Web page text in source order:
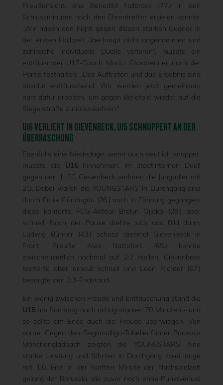
Preußensicht, ehe Benedikt Fallbrock (77.) in den
Schlussminuten noch den Ehrentreffer erzielen konnte.
„Wir haben den Fight gegen diesen starken Gegner in
der ersten Halbzeit überhaupt nicht angenommen und
zahlreiche individuelle Duelle verloren“, musste ein
enttäuschter U17-Coach Moritz Glasbrenner nach der
Partie festhalten: „Das Auftreten und das Ergebnis sind
absolut enttäuschend. Wir werden jetzt gemeinsam
hart dafür arbeiten, um gegen Bielefeld wieder auf die
Siegerstraße zurückzukehren.“
U16 VERLIERT IN GIEVENBECK, U15 SCHNUPPERT AN DER
ÜBERRASCHUNG
Ebenfalls eine Niederlage, wenn auch deutlich knapper,
musste die U16hinnehmen. Im stadtinternen Duell
gegen den 1. FC Gievenbeck verloren die Jungadler mit
2:3. Dabei waren die YOUNGSTARS in Durchgang eins
durch Emre Gündogdu (26.) noch in Führung gegangen,
diese konterte FCG-Akteur Brolyn Ojiako (28.) aber
schnell. Nach der Pause drehte sich das Bild dann.
Ludwig Bünker (43.) schoss diesmal Gievenbeck in
Front. Preuße Alex Nattefort (65.) konnte
zwischenzeitlich nochmal auf 2:2 stellen, Gievenbeck
konterte aber erneut schnell und Leon Richter (67.)
besorgte den 2:3-Endstand.
Ein wenig zwischen Freude und Enttäuschung stand die
U15am Samstag nach richtig starken 70 Minuten – und
so sollte am Ende auch die Freude überwiegen. Von
vorne: Gegen den Regionalliga-Tabellenführer Borussia
Mönchengladbach zeigten die YOUNGSTARS eine
starke Leistung und führten in Durchgang zwei lange
mit 1:0. Erst in der fünften Minute der Nachspielzeit
gelang der Borussia, die zuvor noch ohne Punktverlust